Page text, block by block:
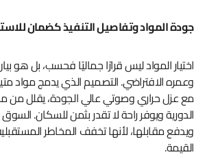
جودة المواد وتفاصيل التنفيذ كضمان
اختيار المواد ليس قرارًا جماليًا فحسب، بل هو
وعمره الافتراضي. التصميم الذي يدمج مواد
مع عزل حراري وصوتي عالي الجودة، يقلل من
الدورية ويوفر راحة لا تقدر بثمن للسكان.
ويدفع مقابلها، لأنها تخفف المخاطر
القيمة.